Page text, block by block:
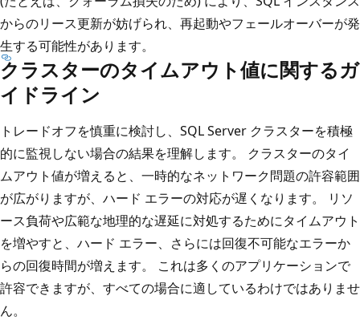
からのリース更新が妨げられ、再起動やフェールオーバーが発
生する可能性があります。
クラスターのタイムアウト値に関するガ
イドライン
トレードオフを慎重に検討し、SQL Server クラスターを積極
的に監視しない場合の結果を理解します。 クラスターのタイ
ムアウト値が増えると、一時的なネットワーク問題の許容範囲
が広がりますが、ハード エラーの対応が遅くなります。 リソ
ース負荷や広範な地理的な遅延に対処するためにタイムアウト
を増やすと、ハード エラー、さらには回復不可能なエラーか
らの回復時間が増えます。 これは多くのアプリケーションで
許容できますが、すべての場合に適しているわけではありませ
ん。